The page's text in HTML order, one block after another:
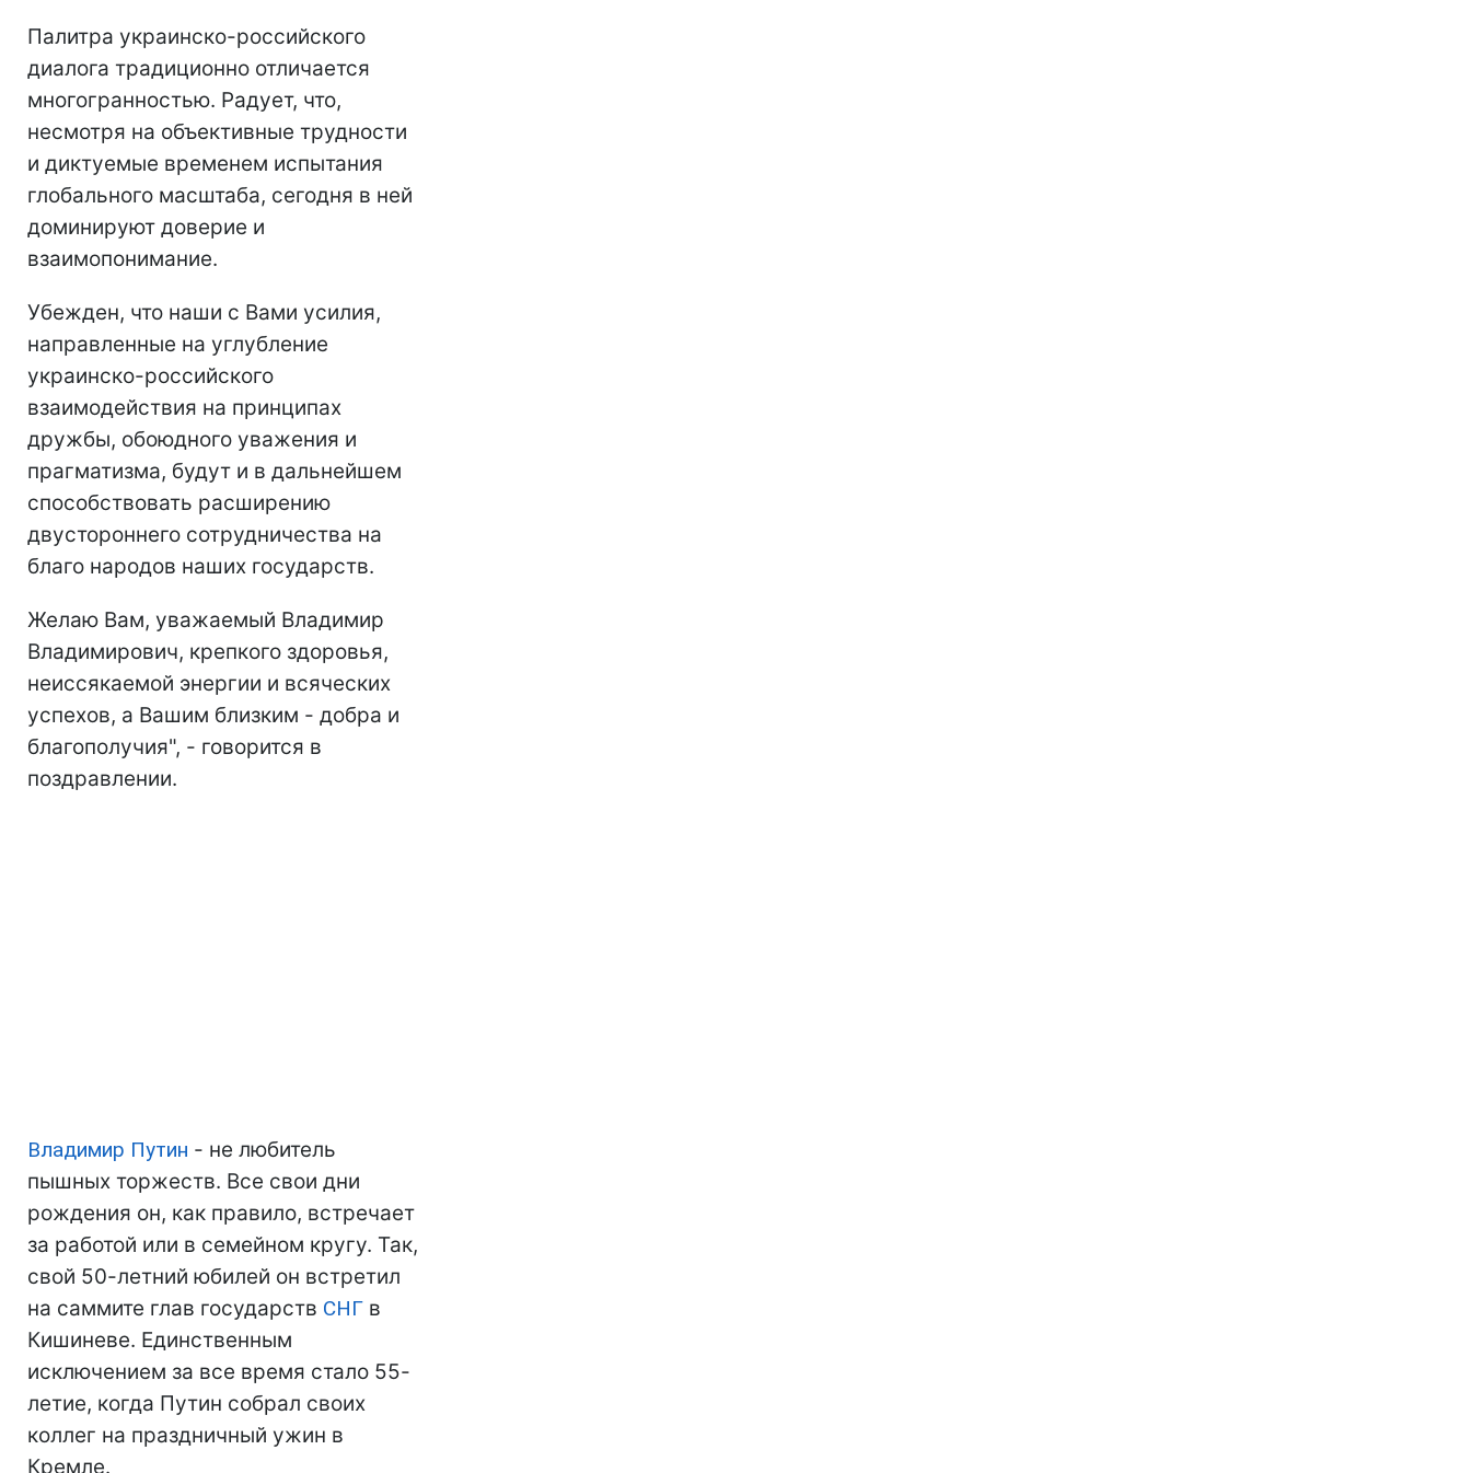
Палитра украинско-российского
диалога традиционно отличается
многогранностью. Радует, что,
несмотря на объективные трудности
и диктуемые временем испытания
глобального масштаба, сегодня в ней
доминируют доверие и
взаимопонимание.
Убежден, что наши с Вами усилия,
направленные на углубление
украинско-российского
взаимодействия на принципах
дружбы, обоюдного уважения и
прагматизма, будут и в дальнейшем
способствовать расширению
двустороннего сотрудничества на
благо народов наших государств.
Желаю Вам, уважаемый Владимир
Владимирович, крепкого здоровья,
неиссякаемой энергии и всяческих
успехов, а Вашим близким - добра и
благополучия", - говорится в
поздравлении.
Владимир Путин - не любитель
пышных торжеств. Все свои дни
рождения он, как правило, встречает
за работой или в семейном кругу. Так,
свой 50-летний юбилей он встретил
на саммите глав государств СНГ в
Кишиневе. Единственным
исключением за все время стало 55-
летие, когда Путин собрал своих
коллег на праздничный ужин в
Кремле.